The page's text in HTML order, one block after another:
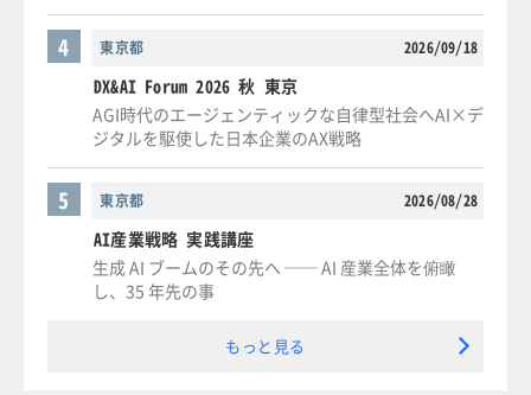
東京都 2026/09/18
4
DX&AI Forum 2026 秋 東京
AGI時代のエージェンティックな自律型社会へAI×デ
ジタルを駆使した日本企業のAX戦略
東京都 2026/08/28
5
AI産業戦略 実践講座
生成 AI ブームのその先へ ── AI 産業全体を俯瞰
し、35 年先の事
もっと見る